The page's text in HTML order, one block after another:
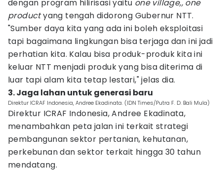
dengan program hilirisasi yaitu one village,, one
productyang tengah didorong Gubernur NTT.
"Sumber daya kita yang ada ini boleh eksploitasi
tapi bagaimana lingkungan bisa terjaga dan ini jadi
perhatian kita. Kalau bisa produk-produk kita ini
keluar NTT menjadi produk yang bisa diterima di
luar tapi alam kita tetap lestari," jelas dia.
3. Jaga lahan untuk generasi baru
Direktur ICRAF Indonesia, Andree Ekadinata. (IDN Times/Putra F. D. Bali Mula)
Direktur ICRAF Indonesia, Andree Ekadinata,
menambahkan peta jalan ini terkait strategi
pembangunan sektor pertanian, kehutanan,
perkebunan dan sektor terkait hingga 30 tahun
mendatang.